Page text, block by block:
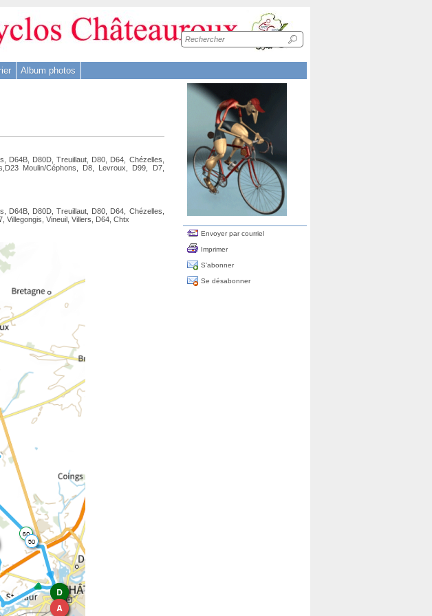
Recherche
sur
site
Album photos
D64B, D80D, Treuillaut, D80, D64, Chézelles,
Moulin/Céphons, D8, Levroux, D99, D7,
D64B, D80D, Treuillaut, D80, D64, Chézelles,
Villegongis, Vineuil, Villers, D64, Chtx
Envoyer par courriel
Imprimer
S'abonner
Se désabonner